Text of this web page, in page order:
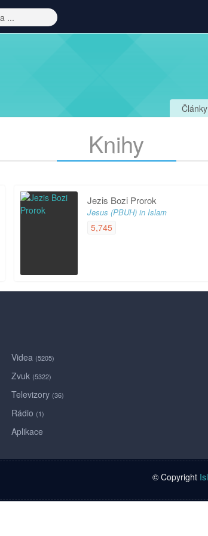
Články
Knihy
Jezis Bozi Prorok
Jesus (PBUH) in Islam
5,745
Videa (5205)
Zvuk (5322)
Televizory (36)
Rádio (1)
Aplikace
© Copyright